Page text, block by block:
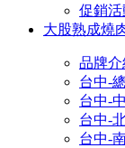
促銷活
大股熟成燒
品牌介
台中-
台中-
台中-
台中-